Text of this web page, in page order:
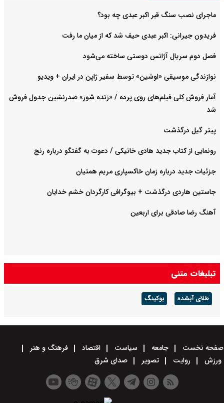
ماجرای نصب سنگ قبر اکبر عبدی چه بود؟
فریدون جیرانی: اکبر عبدی حیف شد که از میان ما رفت
فصل دوم سریال آژانس دوستی ساخته می‌شود
نوازندگی موسیقی «اوشین» توسط سفیر ژاپن در ایران + ویدیو
آمار فروش کلی فیلم‌های روی پرده / «زنده شور» صدرنشین جدول فروش
شد
پیتر گیل درگذشت
رونمایی از کتاب جدید هادی خانیکی / دعوت به گفتگو درباره رنج
جزئیات جدید درباره زمان خاکسپاری مریم همتیان
جاستین هاردی درگذشت + بیوگرافی کارگردان خشم خدایان
آهنگ رضا صادقی برای اربعین
تبلیغات متنی
طلای آبشده بوکینگ
صفحه نخست جامعه سیاست اقتصاد
فرهنگ و هنر
ورزش
روایت تصویر صدای شرق